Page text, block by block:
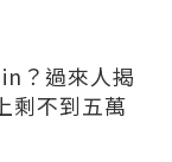
？過來人揭
剩不到五萬